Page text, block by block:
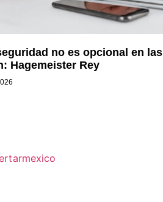
no es opcional en las
Hagemeister Rey